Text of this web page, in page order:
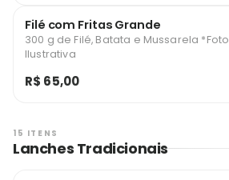
Filé com Fritas Grande
300 g de Filé, Batata e Mussarela *Foto
Ilustrativa
R$ 65,00
15 ITENS
Lanches Tradicionais